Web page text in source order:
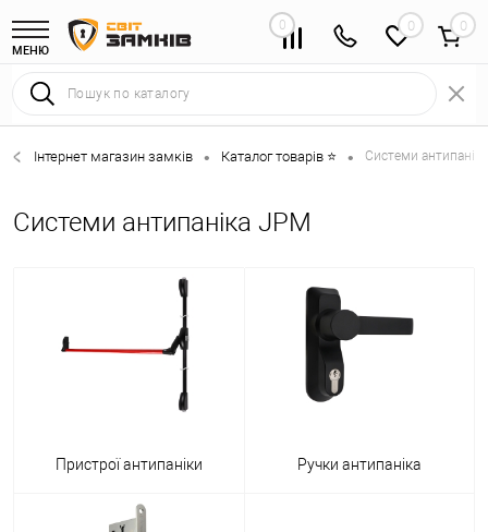
МЕНЮ
0 0
Інтернет магазин замків • Каталог товарів ⭐ • Системи
Системи антипаніка JPM
Пристрої антипаніки Ручки антипаніка